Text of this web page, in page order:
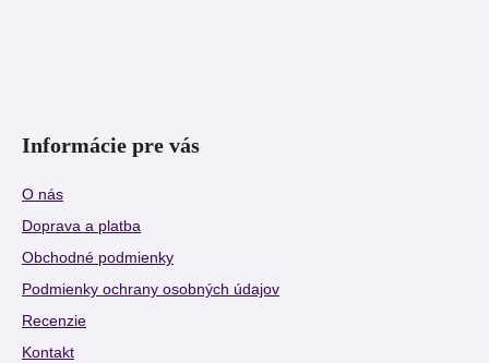
Informácie pre vás
O nás
Doprava a platba
Obchodné podmienky
Podmienky ochrany osobných údajov
Recenzie
Kontakt